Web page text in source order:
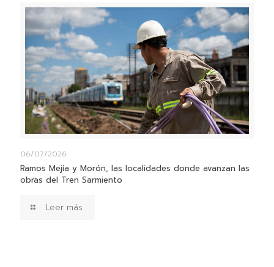
06/07/2026
Ramos Mejía y Morón, las localidades donde avanzan las
obras del Tren Sarmiento
Leer más